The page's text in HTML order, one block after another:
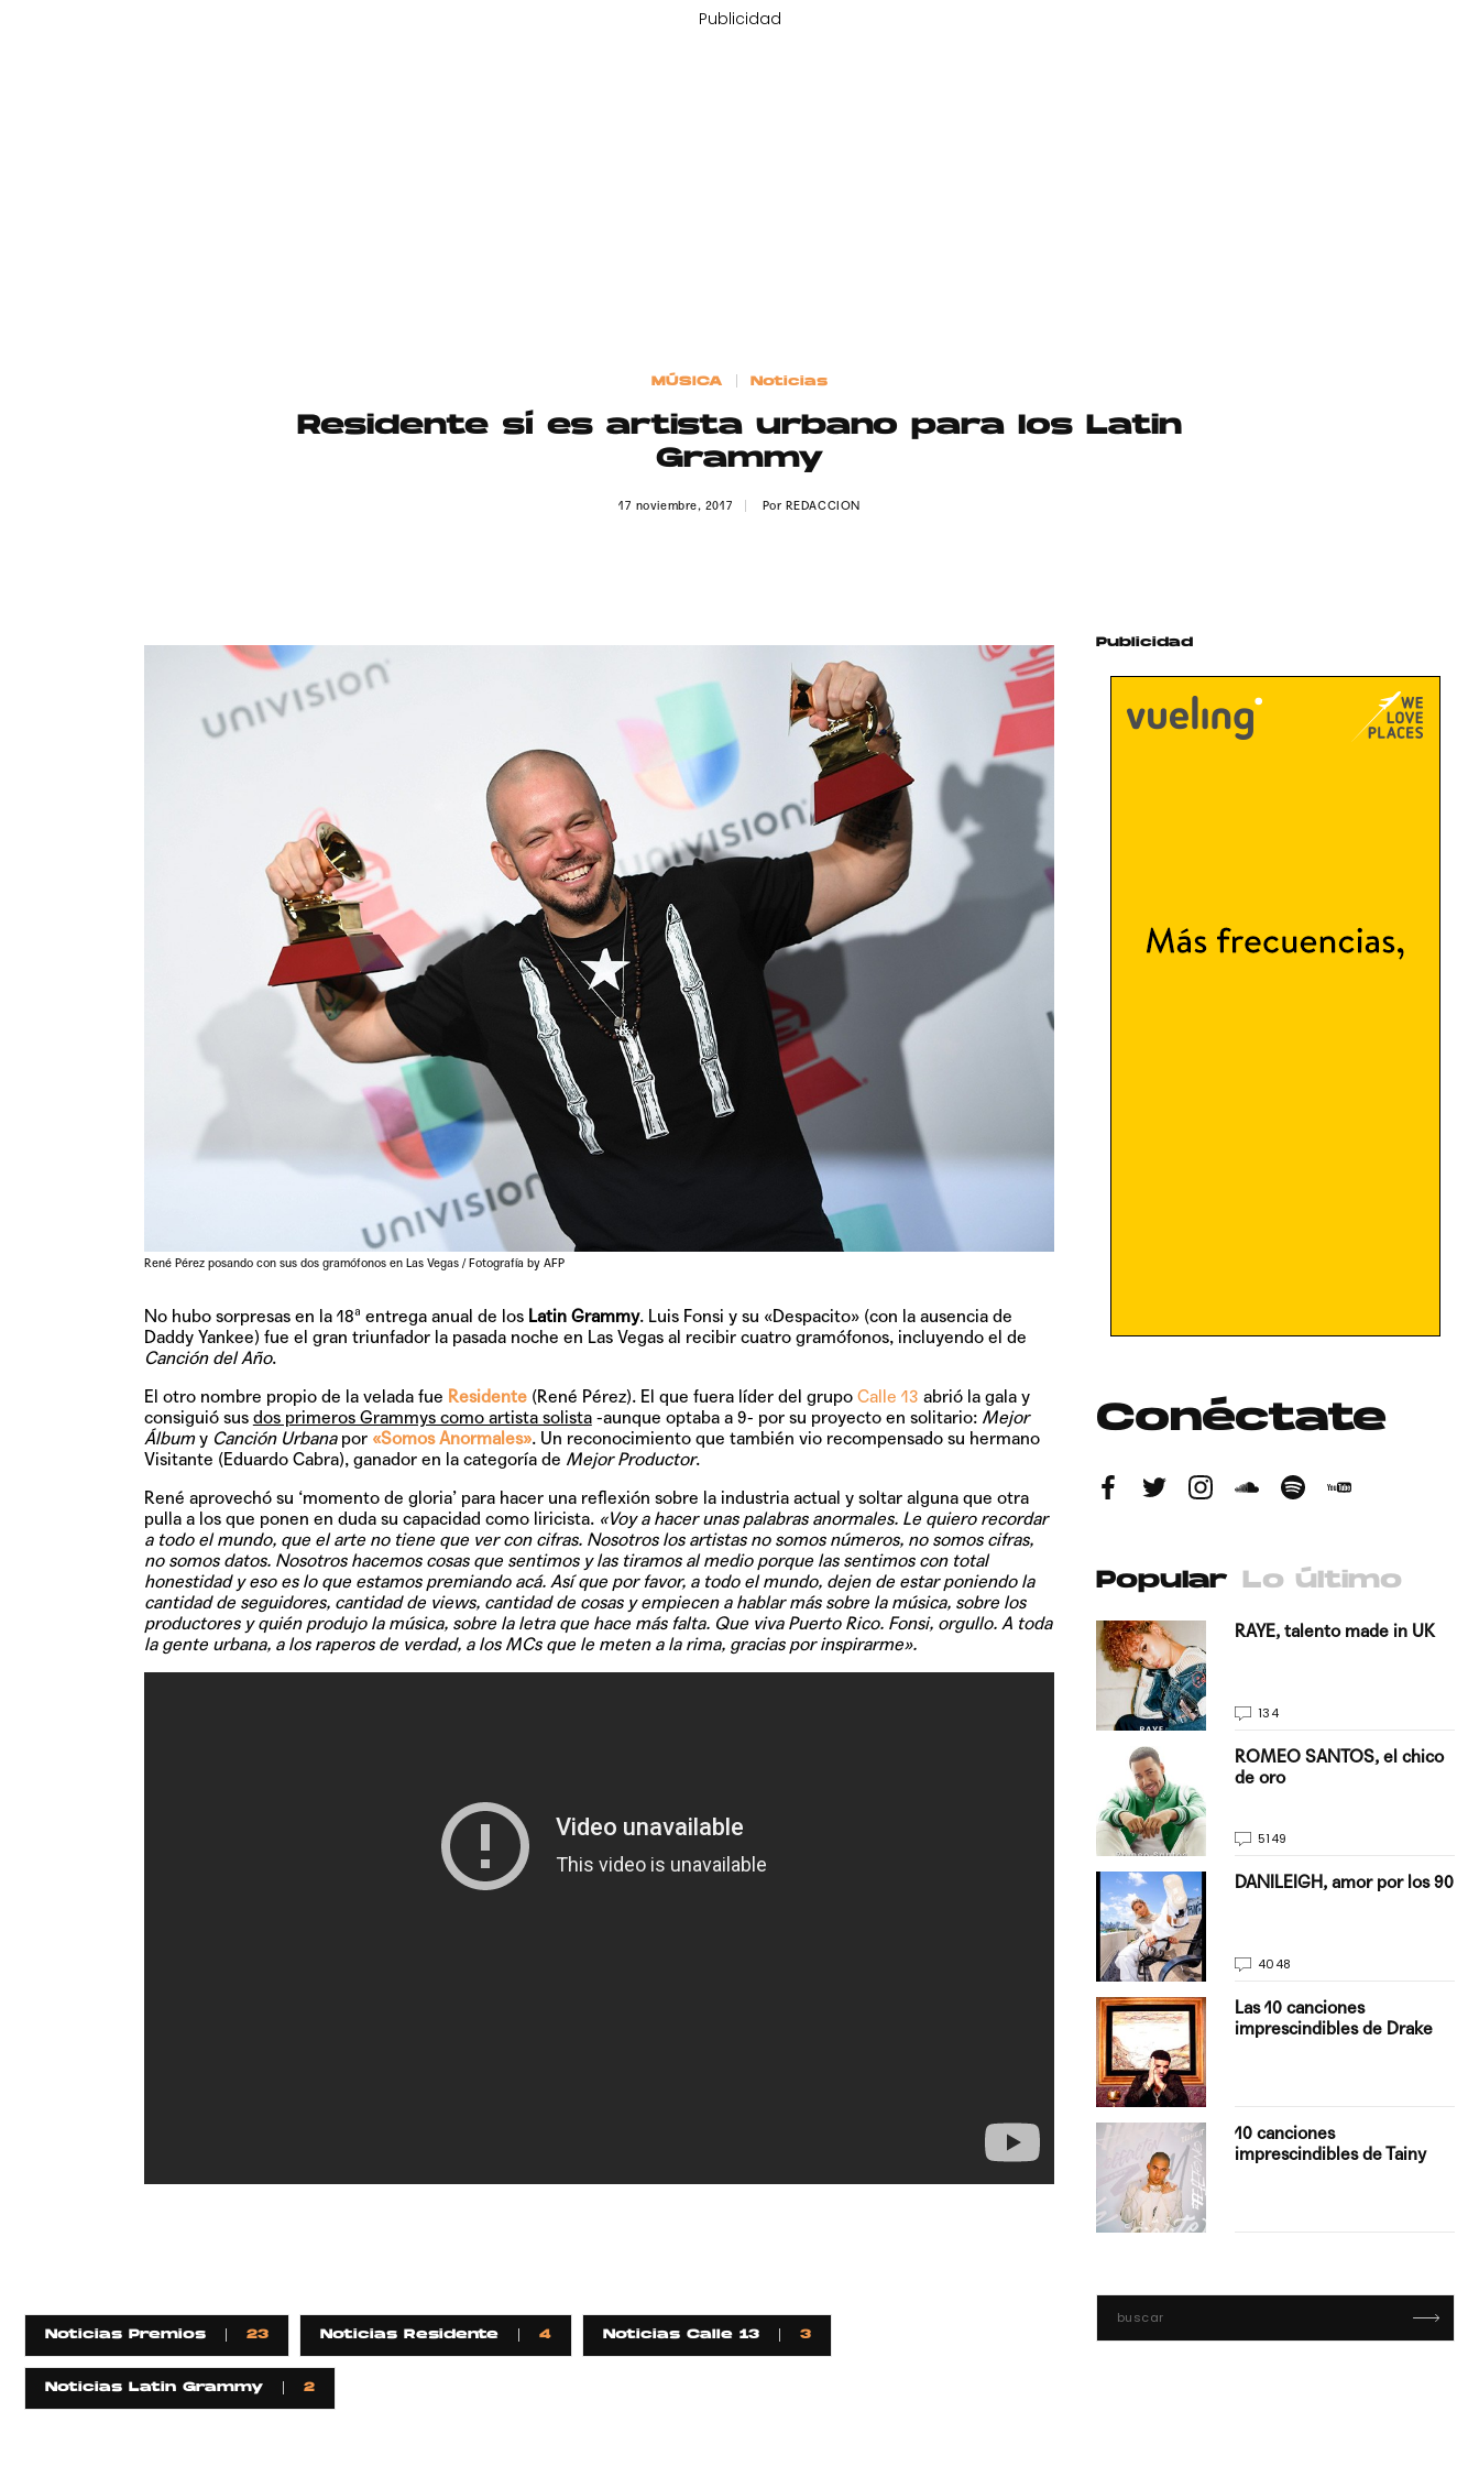
Publicidad
MÚSICA Noticias
Residente sí es artista urbano para los Latin
Grammy
17 noviembre, 2017 Por REDACCION
René Pérez posando con sus dos gramófonos en Las Vegas / Fotografía by AFP
No hubo sorpresas en la 18ª entrega anual de los Latin Grammy. Luis Fonsi y su «Despacito» (con la ausencia de
Daddy Yankee) fue el gran triunfador la pasada noche en Las Vegas al recibir cuatro gramófonos, incluyendo el de
Canción del Año.
El otro nombre propio de la velada fue Residente(René Pérez). El que fuera líder del grupo Calle 13 abrió la gala y
consiguió sus dos primeros Grammys como artista solista-aunque optaba a 9- por su proyecto en solitario:Mejor
ÁlbumyCanción Urbanapor «Somos Anormales». Un reconocimiento que también vio recompensado su hermano
Visitante (Eduardo Cabra), ganador en la categoría de Mejor Productor.
René aprovechó su ‘momento de gloria’ para hacer una reflexión sobre la industria actual y soltar alguna que otra
pulla a los que ponen en duda su capacidad como liricista. «Voy a hacer unas palabras anormales. Le quiero recordar
a todo el mundo, que el arte no tiene que ver con cifras. Nosotros los artistas no somos números, no somos cifras,
no somos datos. Nosotros hacemos cosas que sentimos y las tiramos al medio porque las sentimos con total
honestidad y eso es lo que estamos premiando acá. Así que por favor, a todo el mundo, dejen de estar poniendo la
cantidad de seguidores, cantidad de views, cantidad de cosas y empiecen a hablar más sobre la música, sobre los
productores y quién produjo la música, sobre la letra que hace más falta. Que viva Puerto Rico. Fonsi, orgullo. A toda
la gente urbana, a los raperos de verdad, a los MCs que le meten a la rima, gracias por inspirarme».
Noticias Premios 23 Noticias Residente 4 Noticias Calle 13 3
Noticias Latin Grammy 2
Publicidad
Conéctate
Popular Lo último
TAINY, adelantado a su
tiempo
Hablamos con Boza
sobre 'Bucle', el…
RAYE, talento made in UK
134
ROMEO SANTOS, el chico
de oro
5149
DANILEIGH, amor por los 90
4048
Las 10 canciones
imprescindibles de Drake
10 canciones
imprescindibles de Tainy